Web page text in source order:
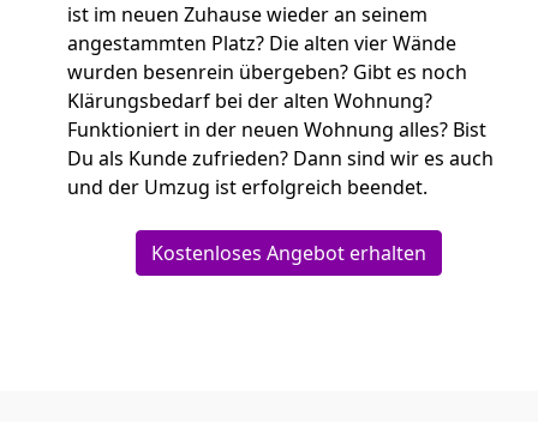
ist im neuen Zuhause wieder an seinem
angestammten Platz? Die alten vier Wände
wurden besenrein übergeben? Gibt es noch
Klärungsbedarf bei der alten Wohnung?
Funktioniert in der neuen Wohnung alles? Bist
Du als Kunde zufrieden? Dann sind wir es auch
und der Umzug ist erfolgreich beendet.
Kostenloses Angebot erhalten